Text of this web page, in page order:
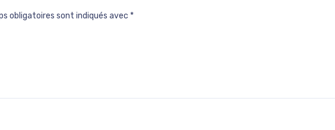
obligatoires sont indiqués avec *